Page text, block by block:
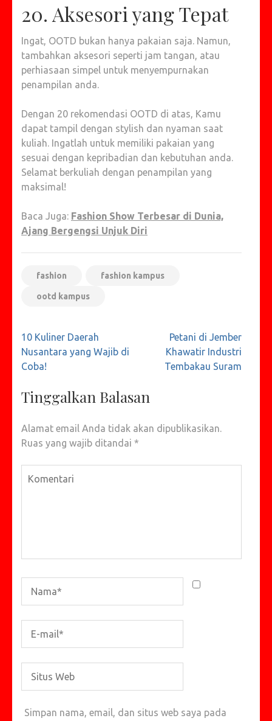
20. Aksesori yang Tepat
Ingat, OOTD bukan hanya pakaian saja. Namun,
tambahkan aksesori seperti jam tangan, atau
perhiasaan simpel untuk menyempurnakan
penampilan anda.
Dengan 20 rekomendasi OOTD di atas, Kamu
dapat tampil dengan stylish dan nyaman saat
kuliah. Ingatlah untuk memiliki pakaian yang
sesuai dengan kepribadian dan kebutuhan anda.
Selamat berkuliah dengan penampilan yang
maksimal!
Baca Juga: Fashion Show Terbesar di Dunia,
Ajang Bergengsi Unjuk Diri
fashion fashion kampus
ootd kampus
Navigasi
pos
10 Kuliner Daerah
Nusantara yang Wajib di
Coba!
Petani di Jember
Khawatir Industri
Tembakau Suram
Tinggalkan Balasan
Alamat email Anda tidak akan dipublikasikan.
Ruas yang wajib ditandai *
Simpan nama, email, dan situs web saya pada